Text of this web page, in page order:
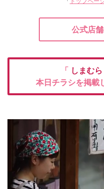
公式店
「 しまむら
本日チラシを掲載